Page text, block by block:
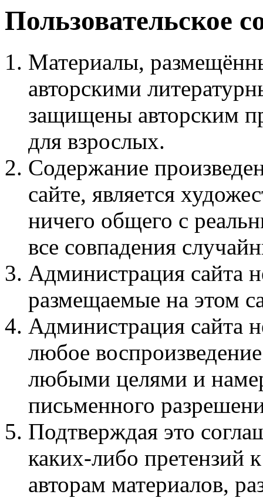
Пользовательское
Материалы,
авторскими
защищены авторским
для взрослых.
Содержание
сайте, является
ничего общего с
все совпадения
Администрация сайта
размещаемые на этом
Администрация сайта
любое
любыми целями и
письменного
Подтверждая это
каких-либо претензий
авторам материалов,